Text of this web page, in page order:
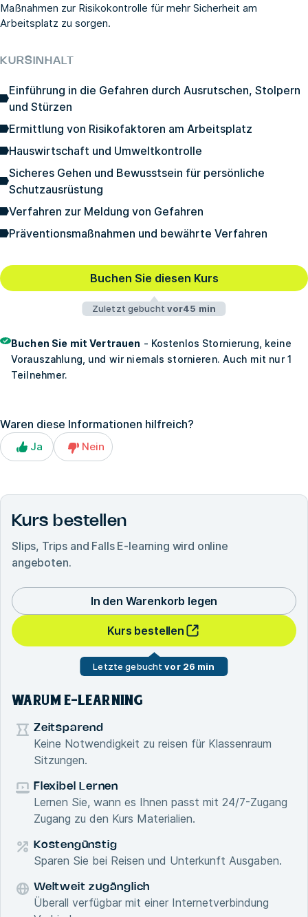
Maßnahmen zur Risikokontrolle für mehr Sicherheit am
Arbeitsplatz zu sorgen.
KURSINHALT
Einführung in die Gefahren durch Ausrutschen, Stolpern
und Stürzen
Ermittlung von Risikofaktoren am Arbeitsplatz
Hauswirtschaft und Umweltkontrolle
Sicheres Gehen und Bewusstsein für persönliche
Schutzausrüstung
Verfahren zur Meldung von Gefahren
Präventionsmaßnahmen und bewährte Verfahren
Buchen Sie diesen Kurs
Zuletzt gebucht vor45 min
Buchen Sie mit Vertrauen - Kostenlos Stornierung, keine
Vorauszahlung, und wir niemals stornieren. Auch mit nur 1
Teilnehmer.
Waren diese Informationen hilfreich?
Ja Nein
Kurs bestellen
Slips, Trips and Falls E-learning wird online
angeboten.
In den Warenkorb legen
Kurs bestellen
Letzte gebuchtvor 26 min
WARUM E-LEARNING
Zeitsparend
Keine Notwendigkeit zu reisen für Klassenraum
Sitzungen.
Flexibel Lernen
Lernen Sie, wann es Ihnen passt mit 24/7-Zugang
Zugang zu den Kurs Materialien.
Kostengünstig
Sparen Sie bei Reisen und Unterkunft Ausgaben.
Weltweit zugänglich
Überall verfügbar mit einer Internetverbindung